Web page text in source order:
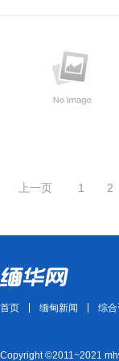
上一页 1 2
首页 缅甸新闻 综
Copyright ©2011~2021